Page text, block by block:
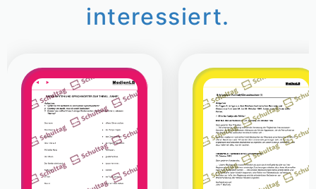
interessiert.